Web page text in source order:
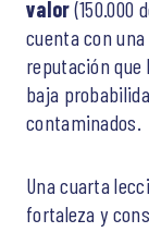
valor(150.000
cuenta con
reputación
baja
contaminados.
Una cuarta
fortaleza y